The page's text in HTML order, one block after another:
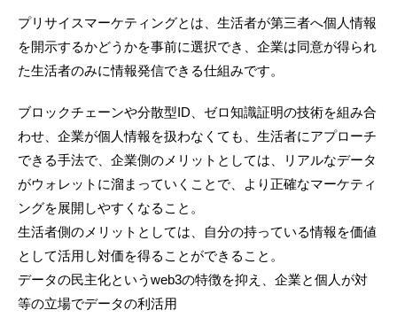
プリサイスマーケティングとは、生活者が第三者へ個人情報
を開示するかどうかを事前に選択でき、企業は同意が得られ
た生活者のみに情報発信できる仕組みです。
ブロックチェーンや分散型ID、ゼロ知識証明の技術を組み合
わせ、企業が個人情報を扱わなくても、生活者にアプローチ
できる手法で、企業側のメリットとしては、リアルなデータ
がウォレットに溜まっていくことで、より正確なマーケティ
ングを展開しやすくなること。
生活者側のメリットとしては、自分の持っている情報を価値
として活用し対価を得ることができること。
データの民主化というweb3の特徴を抑え、企業と個人が対
等の立場でデータの利活用